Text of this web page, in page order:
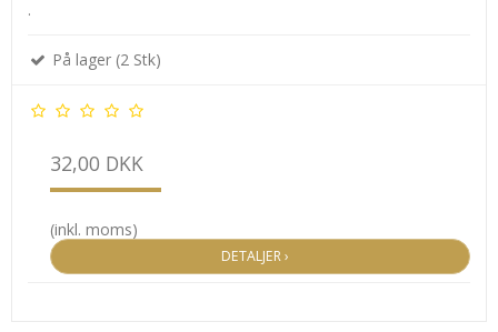
.
På lager (2 Stk)
32,00 DKK
(inkl. moms)
DETALJER ›